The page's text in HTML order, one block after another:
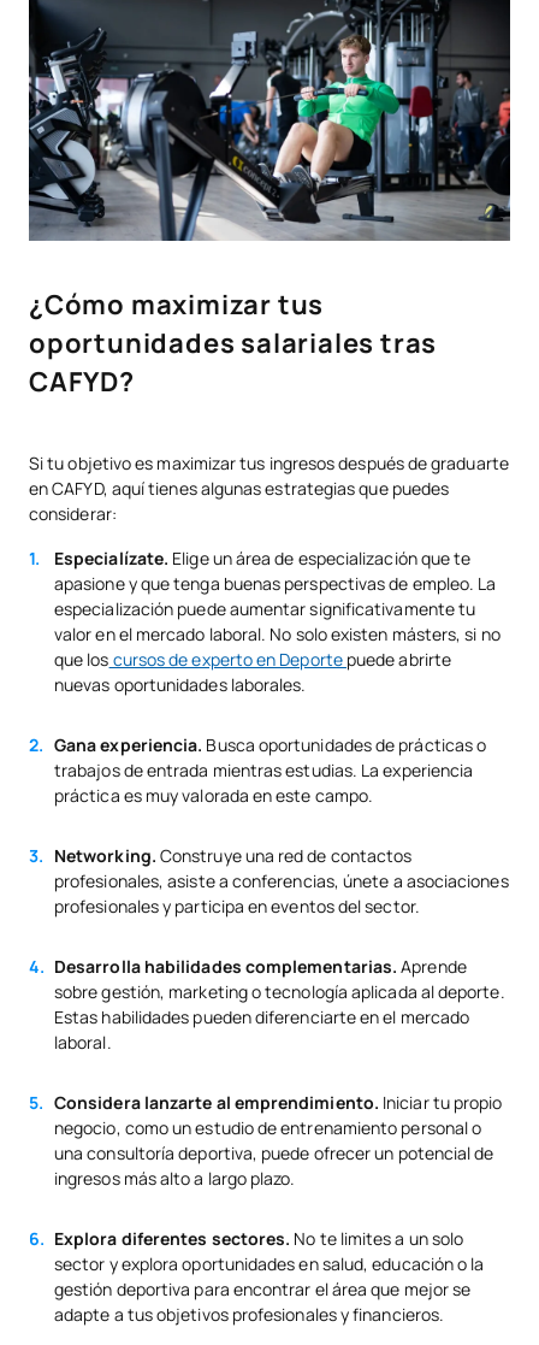
¿Cómo maximizar tus
oportunidades salariales tras
CAFYD?
Si tu objetivo es maximizar tus ingresos después de graduarte
en CAFYD, aquí tienes algunas estrategias que puedes
considerar:
Especialízate. Elige un área de especialización que te
apasione y que tenga buenas perspectivas de empleo. La
especialización puede aumentar significativamente tu
valor en el mercado laboral. No solo existen másters, si no
que los cursos de experto en Deporte puede abrirte
nuevas oportunidades laborales.
Gana experiencia. Busca oportunidades de prácticas o
trabajos de entrada mientras estudias. La experiencia
práctica es muy valorada en este campo.
Networking. Construye una red de contactos
profesionales, asiste a conferencias, únete a asociaciones
profesionales y participa en eventos del sector.
Desarrolla habilidades complementarias. Aprende
sobre gestión, marketing o tecnología aplicada al deporte.
Estas habilidades pueden diferenciarte en el mercado
laboral.
Considera lanzarte al emprendimiento. Iniciar tu propio
negocio, como un estudio de entrenamiento personal o
una consultoría deportiva, puede ofrecer un potencial de
ingresos más alto a largo plazo.
Explora diferentes sectores. No te limites a un solo
sector y explora oportunidades en salud, educación o la
gestión deportiva para encontrar el área que mejor se
adapte a tus objetivos profesionales y financieros.